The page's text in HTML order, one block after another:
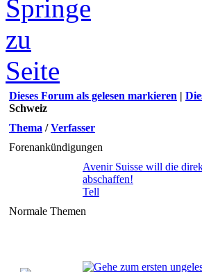
Dieses Forum als gelesen markieren |
Schweiz
Thema /Verfasser
Forenankündigungen
Avenir Suisse will die
abschaffen!
Tell
Normale Themen